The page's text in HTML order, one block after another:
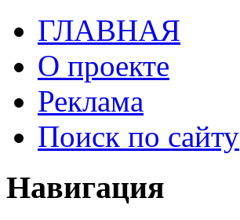
ГЛАВНАЯ
О проекте
Реклама
Поиск по сайту
Навигация